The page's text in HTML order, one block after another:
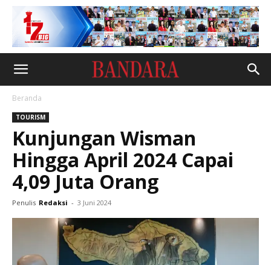
Beranda
TOURISM
Kunjungan Wisman
Hingga April 2024 Capai
4,09 Juta Orang
Penulis Redaksi - 3 Juni 2024